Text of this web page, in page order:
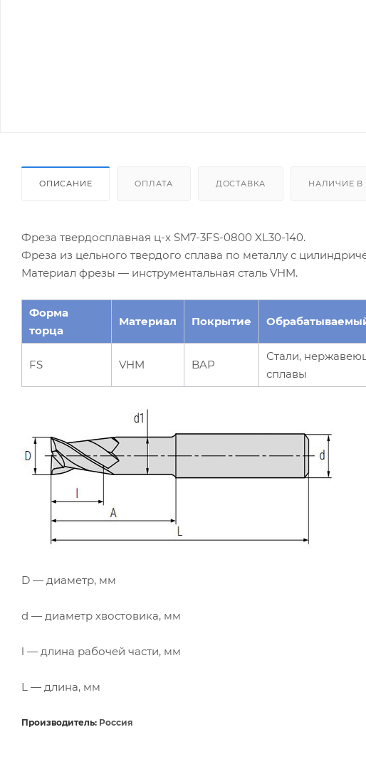
ОПИСАНИЕ ОПЛАТА ДОСТАВКА НАЛИЧИЕ В
Фреза твердосплавная ц-х SM7-3FS-0800 XL30-140.
Фреза из цельного твердого сплава по металлу с
Материал фрезы — инструментальная сталь VHM.
Форма
торца
Материал Покрытие
FS VHM BAP
Стали,
сплавы
D — диаметр, мм
d — диаметр хвостовика, мм
l — длина рабочей части, мм
L — длина, мм
Производитель: Россия